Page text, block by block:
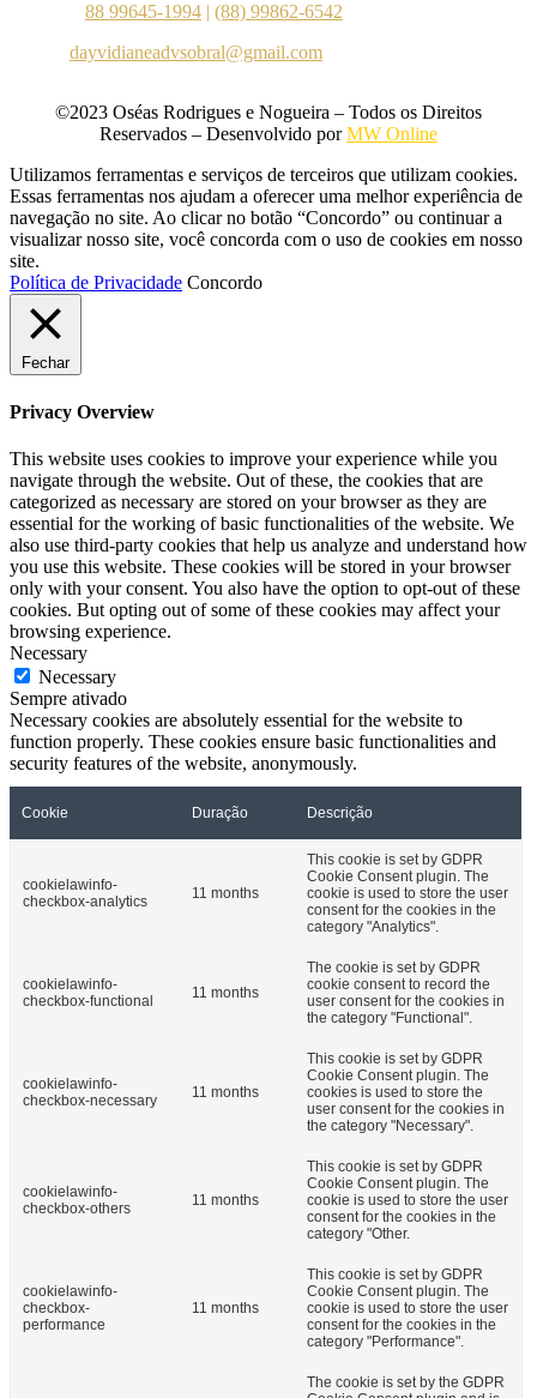
88 99645-1994 | (88) 99862-6542
dayvidianeadvsobral@gmail.com
©2023 Oséas Rodrigues e Nogueira – Todos os Direitos
Reservados – Desenvolvido por MW Online
Utilizamos ferramentas e serviços de terceiros que utilizam cookies.
Essas ferramentas nos ajudam a oferecer uma melhor experiência de
navegação no site. Ao clicar no botão “Concordo” ou continuar a
visualizar nosso site, você concorda com o uso de cookies em nosso
site.
Política de Privacidade Concordo
Fechar
Privacy Overview
This website uses cookies to improve your experience while you
navigate through the website. Out of these, the cookies that are
categorized as necessary are stored on your browser as they are
essential for the working of basic functionalities of the website. We
also use third-party cookies that help us analyze and understand how
you use this website. These cookies will be stored in your browser
only with your consent. You also have the option to opt-out of these
cookies. But opting out of some of these cookies may affect your
browsing experience.
Necessary
Necessary
Sempre ativado
Necessary cookies are absolutely essential for the website to
function properly. These cookies ensure basic functionalities and
security features of the website, anonymously.
Cookie Duração Descrição
cookielawinfo-
checkbox-analytics
11 months
This cookie is set by GDPR
Cookie Consent plugin. The
cookie is used to store the user
consent for the cookies in the
category "Analytics".
cookielawinfo-
checkbox-functional
11 months
The cookie is set by GDPR
cookie consent to record the
user consent for the cookies in
the category "Functional".
cookielawinfo-
checkbox-necessary
11 months
This cookie is set by GDPR
Cookie Consent plugin. The
cookies is used to store the
user consent for the cookies in
the category "Necessary".
cookielawinfo-
checkbox-others
11 months
This cookie is set by GDPR
Cookie Consent plugin. The
cookie is used to store the user
consent for the cookies in the
category "Other.
cookielawinfo-
checkbox-
performance
11 months
This cookie is set by GDPR
Cookie Consent plugin. The
cookie is used to store the user
consent for the cookies in the
category "Performance".
The cookie is set by the GDPR